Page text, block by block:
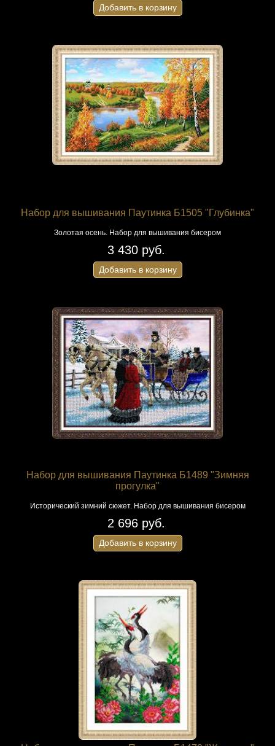
Добавить в корзину
Набор для вышивания Паутинка Б1505 "Глубинка"
Золотая осень. Набор для вышивания бисером
3 430 руб.
Добавить в корзину
Набор для вышивания Паутинка Б1489 "Зимняя
прогулка"
Исторический зимний сюжет. Набор для вышивания бисером
2 696 руб.
Добавить в корзину